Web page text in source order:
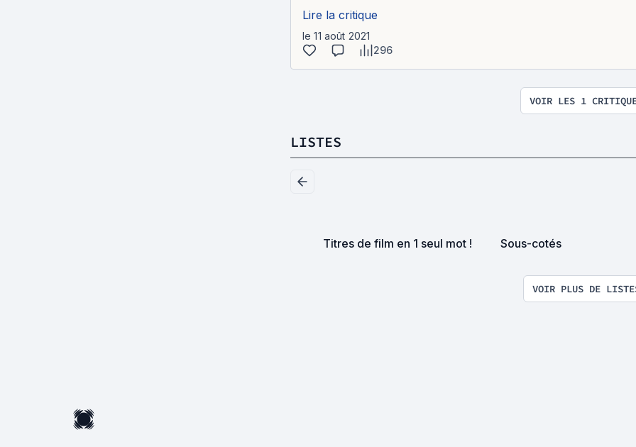
Lire la critique
le 11 août 2021
296
VOIR LES 1
LISTES
Titres de film en 1 seul mot ! Sous-cotés
VOIR PLUS DE